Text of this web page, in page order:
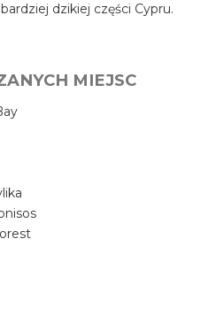
dzikiej części Cypru.
MIEJSC